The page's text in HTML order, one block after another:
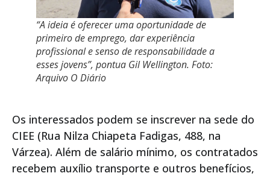
“A ideia é oferecer uma oportunidade de
primeiro de emprego, dar experiência
profissional e senso de responsabilidade a
esses jovens”, pontua Gil Wellington. Foto:
Arquivo O Diário
Os interessados podem se inscrever na sede do
CIEE (Rua Nilza Chiapeta Fadigas, 488, na
Várzea). Além de salário mínimo, os contratados
recebem auxílio transporte e outros benefícios,